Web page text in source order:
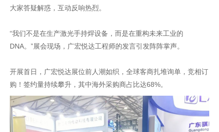
大家答疑解惑，互动反响热烈。
“我们不是在生产激光手持焊设备，而是在重构未来工业的
DNA。”展会现场，广宏悦达工程师的发言引发阵阵掌声。
开展首日，广宏悦达展位前人潮如织，全球客商扎堆询单，竞相订
购！签约量持续攀升，其中海外采购商占比达68%。